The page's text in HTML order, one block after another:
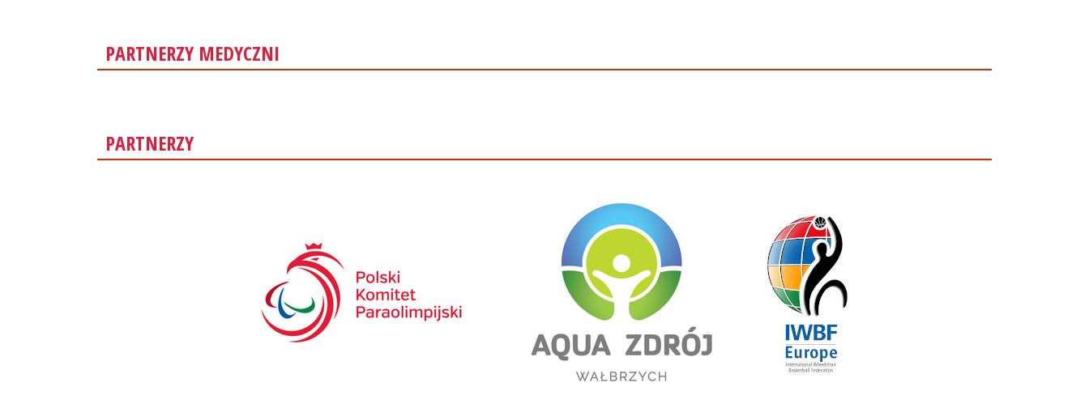
PARTNERZY MEDYCZNI
PARTNERZY